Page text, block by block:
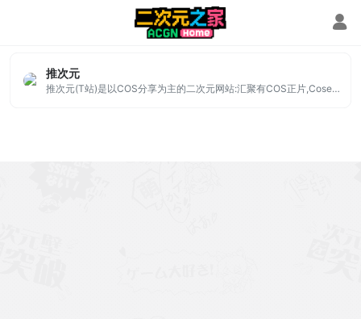
推次元
推次元(T站)是以COS分享为主的二次元网站:汇聚有COS正片,Coser写真,Coser采访,COS视频,动漫资讯等的二次元动漫平台网站。